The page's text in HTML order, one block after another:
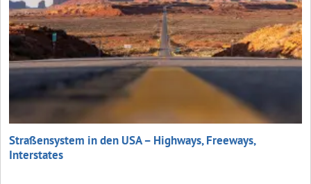
Straßensystem in den USA – Highways, Freeways,
Interstates